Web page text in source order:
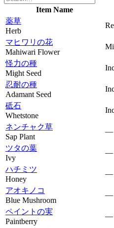
Item Name
薬草
Herb
マヒワリの花
Mahiwari Flower
怪力の種
Might Seed
忍耐の種
Adamant Seed
砥石
Whetstone
ネンチャク草
Sap Plant
—
ツタの葉
Ivy
—
ハチミツ
Honey
—
アオキノコ
Blue Mushroom
—
ペイントの実
Paintberry
—